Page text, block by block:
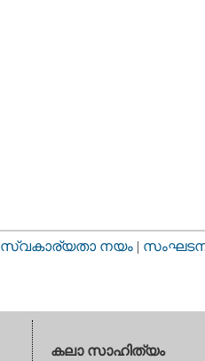
സ്വകാര്യതാ നയം |
കലാ സാഹിത്യം